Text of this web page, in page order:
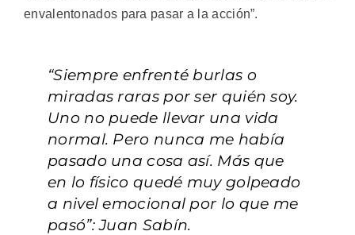
envalentonados para pasar a la acción”.
“Siempre enfrenté burlas o
miradas raras por ser quién soy.
Uno no puede llevar una vida
normal. Pero nunca me había
pasado una cosa así. Más que
en lo físico quedé muy golpeado
a nivel emocional por lo que me
pasó”: Juan Sabín.